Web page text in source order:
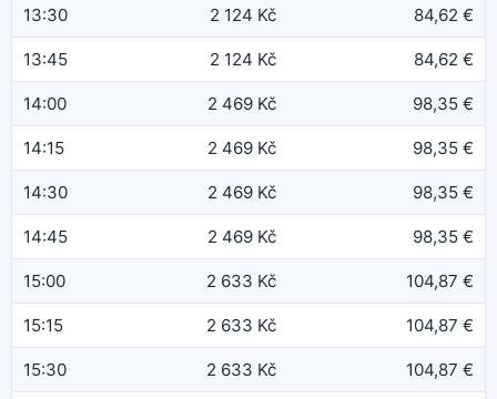
13:30 2 124 Kč 84,62 €
13:45 2 124 Kč 84,62 €
14:00 2 469 Kč 98,35 €
14:15 2 469 Kč 98,35 €
14:30 2 469 Kč 98,35 €
14:45 2 469 Kč 98,35 €
15:00 2 633 Kč 104,87 €
15:15 2 633 Kč 104,87 €
15:30 2 633 Kč 104,87 €